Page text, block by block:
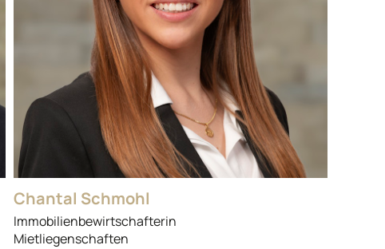
Chantal Schmohl
Immobilienbewirtschafterin
Mietliegenschaften